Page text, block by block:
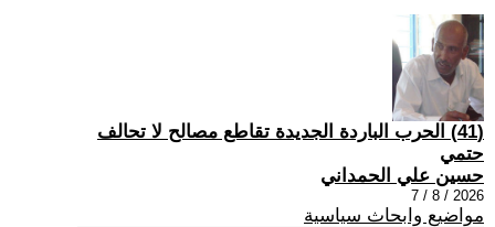
(41) الحرب الباردة الجديدة تقاطع مصالح لا تحالف
حتمي
حسين علي الحمداني
2026 / 8 / 7
مواضيع وابحاث سياسية